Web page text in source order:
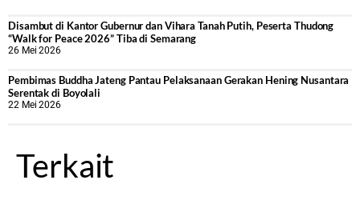
Disambut di Kantor Gubernur dan Vihara Tanah Putih, Peserta Thudong
“Walk for Peace 2026” Tiba di Semarang
26 Mei 2026
‎Pembimas Buddha Jateng Pantau Pelaksanaan Gerakan Hening Nusantara
Serentak di Boyolali
22 Mei 2026
Terkait